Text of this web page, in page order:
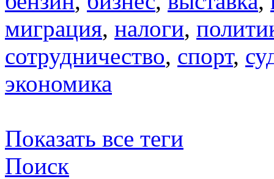
миграция, налоги,
сотрудничество, спорт,
экономика
Показать все теги
Поиск